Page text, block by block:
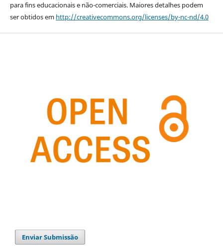
para fins educacionais e não-comerciais. Maiores detalhes podem
ser obtidos em http://creativecommons.org/licenses/by-nc-nd/4.0
Enviar Submissão